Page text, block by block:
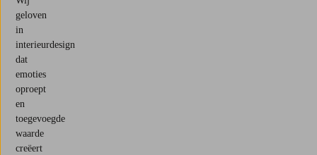
geloven
in
interieurdesign
dat
emoties
oproept
en
toegevoegde
waarde
creëert